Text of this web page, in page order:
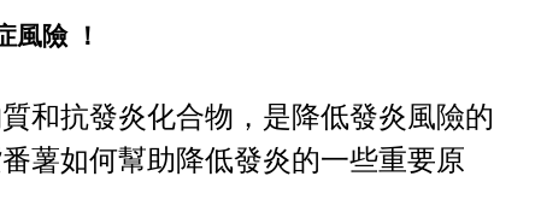
風險 ！
和抗發炎化合物，是降低發炎風險的
薯如何幫助降低發炎的一些重要原